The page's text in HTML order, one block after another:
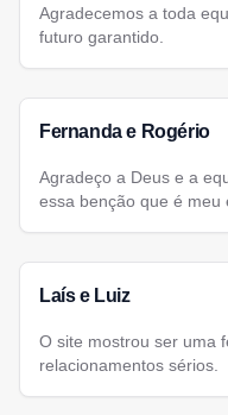
Agradecemos a toda
futuro garantido.
Fernanda e Rogério
Agradeço a Deus e a
essa benção que é meu
Laís e Luiz
O site mostrou ser uma
relacionamentos sérios.